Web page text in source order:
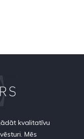
kvalitatīvu
Mēs